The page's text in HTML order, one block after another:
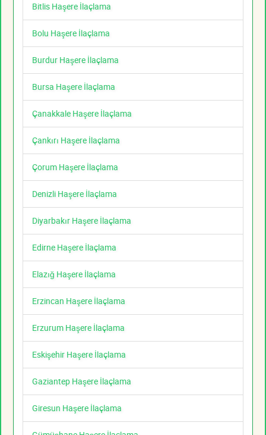
Bitlis Haşere İlaçlama
Bolu Haşere İlaçlama
Burdur Haşere İlaçlama
Bursa Haşere İlaçlama
Çanakkale Haşere İlaçlama
Çankırı Haşere İlaçlama
Çorum Haşere İlaçlama
Denizli Haşere İlaçlama
Diyarbakır Haşere İlaçlama
Edirne Haşere İlaçlama
Elazığ Haşere İlaçlama
Erzincan Haşere İlaçlama
Erzurum Haşere İlaçlama
Eskişehir Haşere İlaçlama
Gaziantep Haşere İlaçlama
Giresun Haşere İlaçlama